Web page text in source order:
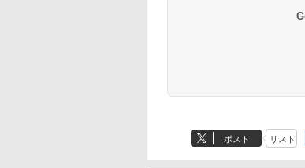
10,450円
7,950円～
ポスト リスト